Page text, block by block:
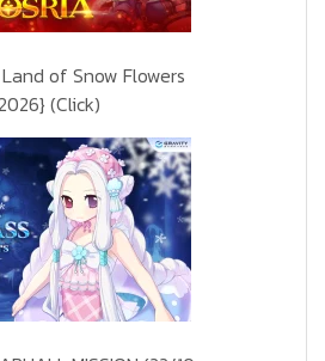
of Snow Flowers
(Click)